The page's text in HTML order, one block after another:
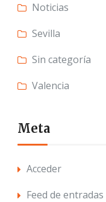
Noticias
Sevilla
Sin categoría
Valencia
Meta
Acceder
Feed de entradas